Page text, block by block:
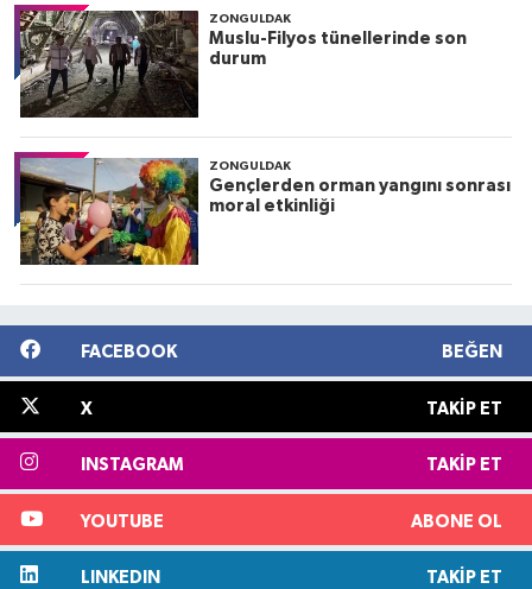
ZONGULDAK
Muslu-Filyos tünellerinde son
durum
ZONGULDAK
Gençlerden orman yangını sonrası
moral etkinliği
FACEBOOK BEĞEN
X TAKIP ET
INSTAGRAM TAKIP ET
YOUTUBE ABONE OL
LINKEDIN TAKIP ET